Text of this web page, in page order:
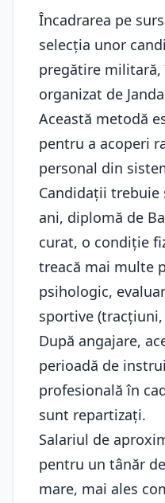
Încadrarea pe
selecția unor
pregătire
organizat de
Această metodă
pentru a acoperi
personal din
Candidații trebuie
ani, diplomă de
curat, o condiție
treacă mai multe
psihologic,
sportive
După angajare,
perioadă de
profesională în
sunt repartizați.
Salariul de
pentru un tânăr
mare, mai ales